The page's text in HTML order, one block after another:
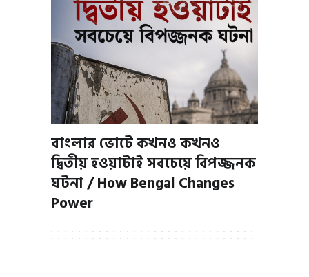
বাংলার ভোটে কখনও কখনও
দ্বিতীয় হওয়াটাই সবচেয়ে বিপজ্জনক
ঘটনা / How Bengal Changes
Power